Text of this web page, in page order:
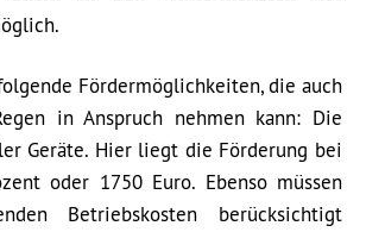
Fördermöglichkeiten, die auch
in Anspruch nehmen kann: Die
Geräte. Hier liegt die Förderung bei
oder 1750 Euro. Ebenso müssen
Betriebskosten berücksichtigt